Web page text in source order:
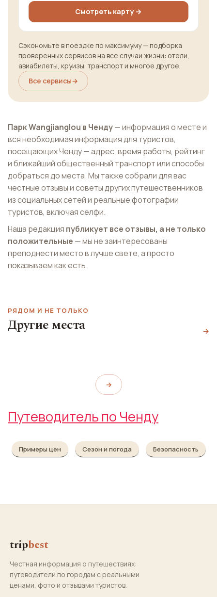
Смотреть карту →
Сэкономьте в поездке по максимуму — подборка
проверенных сервисов на все случаи жизни: отели,
авиабилеты, круизы, транспорт и многое другое.
Все сервисы→
Парк Wangjianglou в Ченду— информация о месте и
вся необходимая информация для туристов,
посещающих Ченду — адрес, время работы, рейтинг
и ближайший общественный транспорт или способы
добраться до места. Мы также собрали для вас
честные отзывы и советы других путешественников
из социальных сетей и реальные фотографии
туристов, включая селфи.
Наша редакция публикует все отзывы, а не только
положительные — мы не заинтересованы
преподнести место в лучше свете, а просто
показываем как есть.
РЯДОМ И НЕ ТОЛЬКО
Другие места →
Тростниковая
хижина Ду Фу
Du Fu Thatched Cottage
→
Путеводитель по Ченду
Примеры цен Сезон и погода Безопасность
tripbest
Честная информация о путешествиях:
путеводители по городам с реальными
ценами, фото и отзывами туристов.